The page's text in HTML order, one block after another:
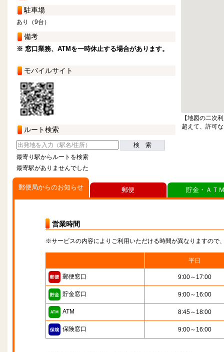
駐車場
あり（9台）
備考
※ 窓口業務、ATMを一時休止する場合があります。
モバイルサイト
ルート検索
検 索
最寄り駅からルートを検索
最寄駅がありませんでした
【地図の二次
超えて、許可
郵便局からのお知らせ
営業時間
※サービスの内容によりご利用いただける時間が異なりますので
平日
郵便窓口 9:00～17:00
貯金窓口 9:00～16:00
ATM 8:45～18:00
保険窓口 9:00～16:00
郵便 貯金・ＡＴ